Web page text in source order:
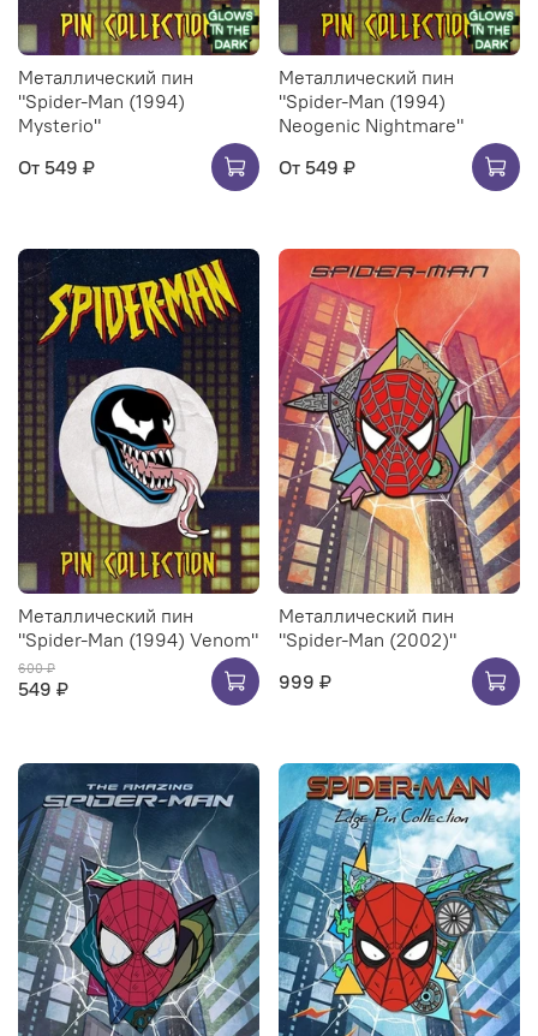
Металлический пин
"Spider-Man (1994)
Mysterio"
От 549 ₽
Металлический пин
"Spider-Man (1994)
Neogenic Nightmare"
От 549 ₽
Металлический пин
"Spider-Man (1994) Venom"
600 ₽
549 ₽
Металлический пин
"Spider-Man (2002)"
999 ₽